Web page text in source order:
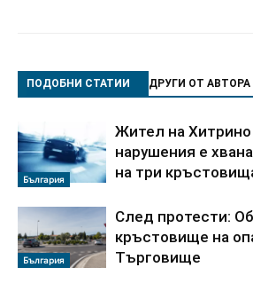
ПОДОБНИ СТАТИИ ДРУГИ ОТ АВТОРА
България
Жител на Хитрино
нарушения е
на три
България
След протести:
кръстовище на
Търговище